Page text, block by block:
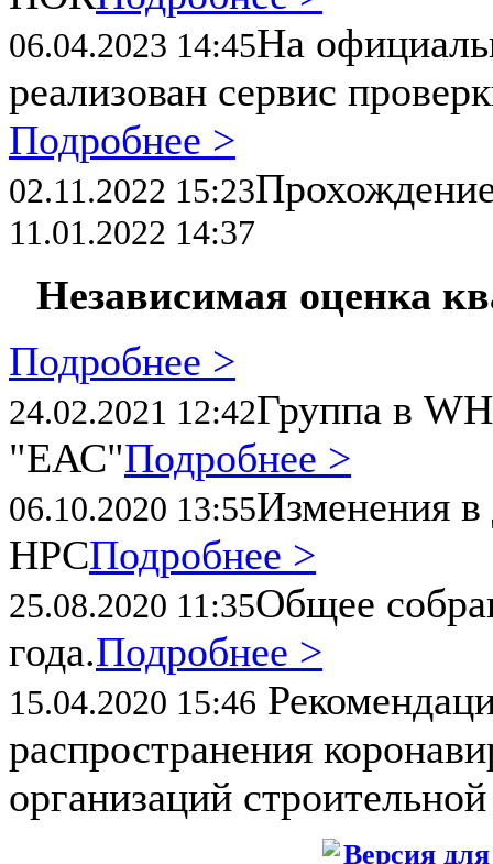
06.04.2023 14:45На
реализован сервис
Подробнее >
02.11.2022 15:23
11.01.2022 14:37
Независимая оценка
Подробнее >
24.02.2021 12:42Группа в
"ЕАС"Подробнее >
06.10.2020 13:55Изменения в
НРСПодробнее >
25.08.2020 11:35Общее
года.Подробнее >
15.04.2020 15:46
распространения
организаций